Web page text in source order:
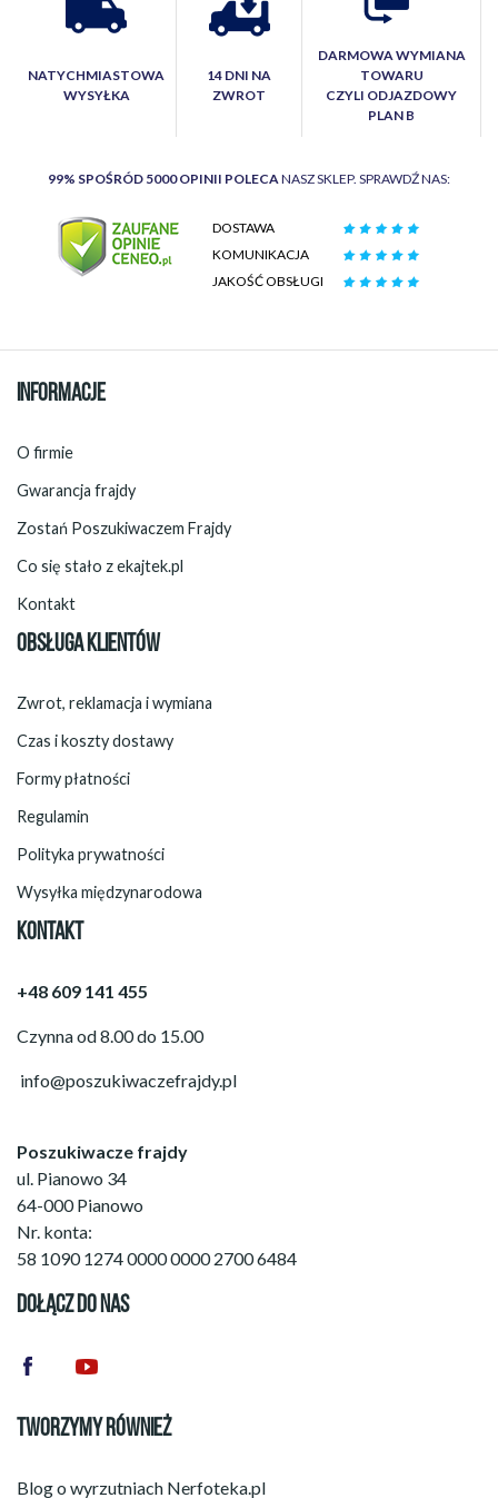
NATYCHMIASTOWA
WYSYŁKA
14 DNI NA
ZWROT
DARMOWA WYMIANA
TOWARU
CZYLI ODJAZDOWY
PLAN B
99% SPOŚRÓD 5000 OPINII POLECA NASZ SKLEP. SPRAWDŹ NAS:
DOSTAWA
KOMUNIKACJA
JAKOŚĆ OBSŁUGI
INFORMACJE
O firmie
Gwarancja frajdy
Zostań Poszukiwaczem Frajdy
Co się stało z ekajtek.pl
Kontakt
OBSŁUGA KLIENTÓW
Zwrot, reklamacja i wymiana
Czas i koszty dostawy
Formy płatności
Regulamin
Polityka prywatności
Wysyłka międzynarodowa
KONTAKT
+48 609 141 455
Czynna od 8.00 do 15.00
info@poszukiwaczefrajdy.pl
Poszukiwacze frajdy
ul. Pianowo 34
64-000 Pianowo
Nr. konta:
58 1090 1274 0000 0000 2700 6484
DOŁĄCZ DO NAS
TWORZYMY RÓWNIEŻ
Blog o wyrzutniach Nerfoteka.pl